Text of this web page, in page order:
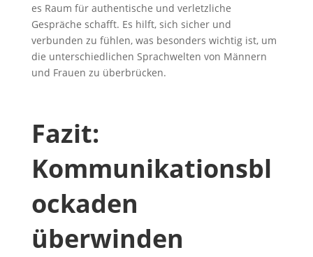
es Raum für authentische und verletzliche
Gespräche schafft. Es hilft, sich sicher und
verbunden zu fühlen, was besonders wichtig ist, um
die unterschiedlichen Sprachwelten von Männern
und Frauen zu überbrücken.
Fazit:
Kommunikationsbl
ockaden
überwinden